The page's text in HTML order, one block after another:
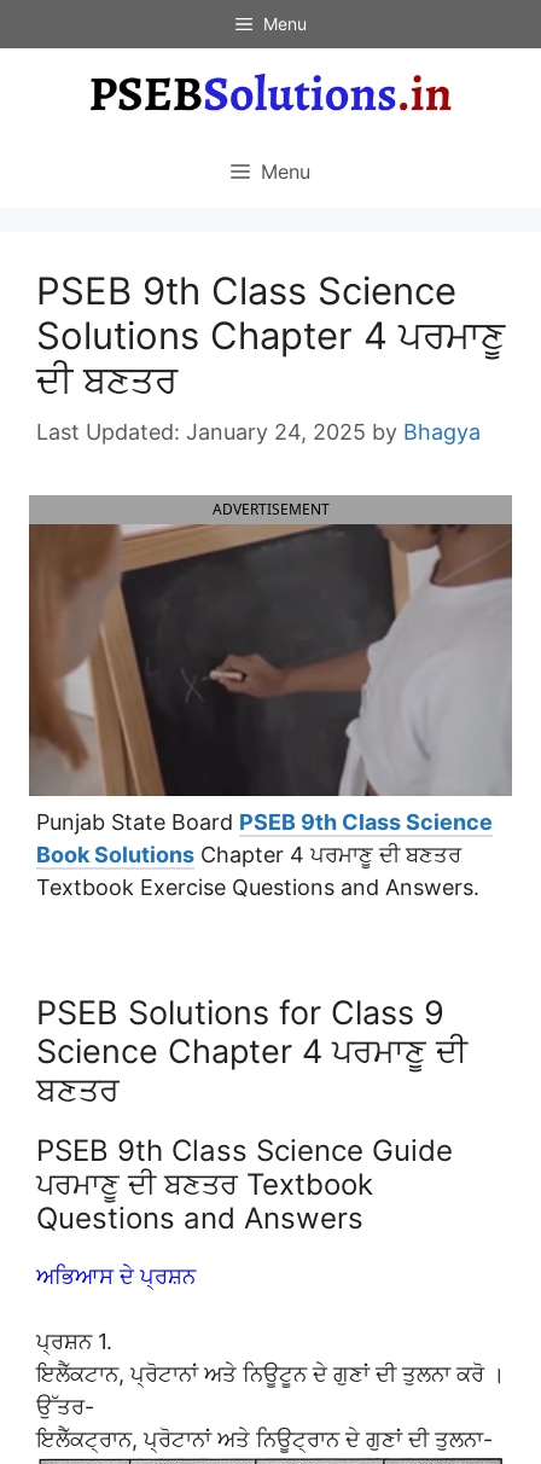
to
Menu
Menu
PSEB 9th Class Science
Solutions Chapter 4 ਪਰਮਾਣੂ
ਦੀ ਬਣਤਰ
January 24, 2025 by Bhagya
ADVERTISEMENT
Punjab State Board PSEB 9th Class Science
Book Solutions Chapter 4 ਪਰਮਾਣੂ ਦੀ ਬਣਤਰ
Textbook Exercise Questions and Answers.
PSEB Solutions for Class 9
Science Chapter 4 ਪਰਮਾਣੂ ਦੀ
ਬਣਤਰ
PSEB 9th Class Science Guide
ਪਰਮਾਣੂ ਦੀ ਬਣਤਰ Textbook
Questions and Answers
ਅਭਿਆਸ ਦੇ ਪ੍ਰਸ਼ਨ
ਪ੍ਰਸ਼ਨ 1.
ਇਲੈੱਕਟਾਨ, ਪ੍ਰੋਟਾਨਾਂ ਅਤੇ ਨਿਊਟੂਨ ਦੇ ਗੁਣਾਂ ਦੀ ਤੁਲਨਾ ਕਰੋ ।
ਉੱਤਰ-
ਇਲੈੱਕਟ੍ਰਾਨ, ਪ੍ਰੋਟਾਨਾਂ ਅਤੇ ਨਿਊਟ੍ਰਾਨ ਦੇ ਗੁਣਾਂ ਦੀ ਤੁਲਨਾ-